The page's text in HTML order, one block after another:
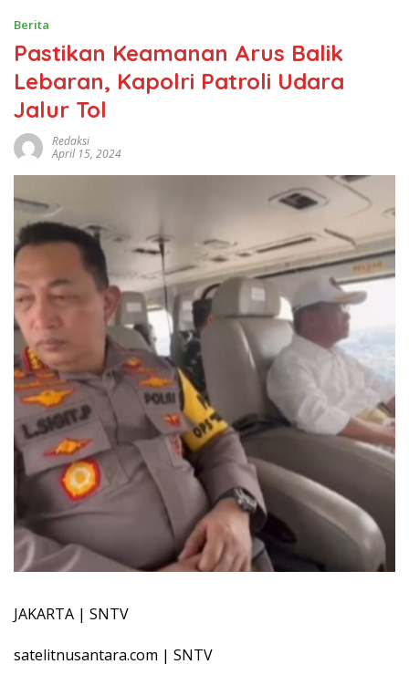
Berita
Pastikan Keamanan Arus Balik
Lebaran, Kapolri Patroli Udara
Jalur Tol
Redaksi
April 15, 2024
JAKARTA | SNTV
satelitnusantara.com | SNTV